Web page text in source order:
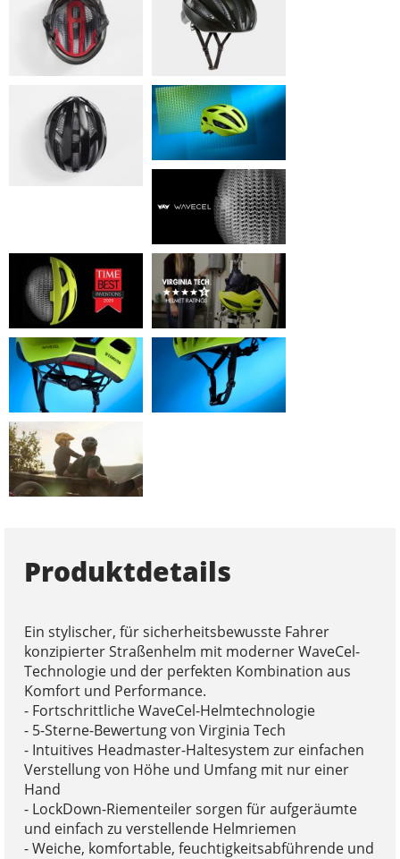
Produktdetails
Ein stylischer, für sicherheitsbewusste Fahrer
konzipierter Straßenhelm mit moderner WaveCel-
Technologie und der perfekten Kombination aus
Komfort und Performance.
- Fortschrittliche WaveCel-Helmtechnologie
- 5-Sterne-Bewertung von Virginia Tech
- Intuitives Headmaster-Haltesystem zur einfachen
Verstellung von Höhe und Umfang mit nur einer
Hand
- LockDown-Riementeiler sorgen für aufgeräumte
und einfach zu verstellende Helmriemen
- Weiche, komfortable, feuchtigkeitsabführende und